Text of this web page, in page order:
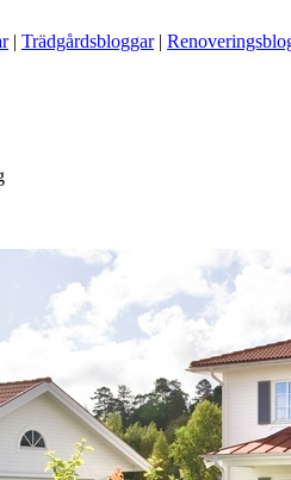
| Trädgårdsbloggar|